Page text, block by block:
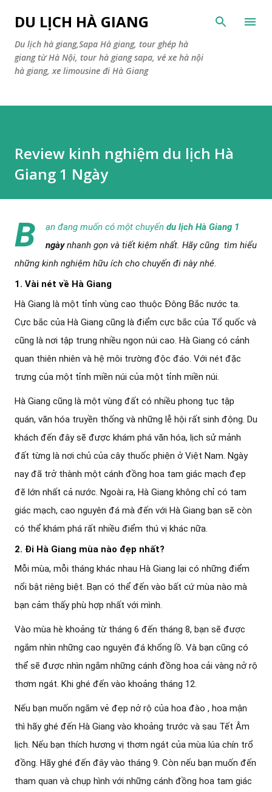
Skip to main
DU LỊCH HÀ GIANG
Du lịch hà giang,Sapa Hà giang, tour ghép hà
giang từ Hà Nội, tour hà giang sapa, vé xe hà nội
hà giang, xe limousine đi Hà Giang
Review kinh nghiệm du lịch Hà
Giang 1 Ngày
B ạn đang muốn có một chuyến du lịch Hà Giang 1
ngàynhanh gọn và tiết kiệm nhất. Hãy cũng tìm hiểu
những kinh nghiệm hữu ích cho chuyến đi này nhé.
1. Vài nét về Hà Giang
Hà Giang là một tỉnh vùng cao thuộc Đông Bắc nước ta.
Cực bắc của Hà Giang cũng là điểm cực bắc của Tổ quốc và
cũng là nơi tập trung nhiều ngọn núi cao. Hà Giang có cảnh
quan thiên nhiên và hệ môi trường độc đáo. Với nét đặc
trưng của một tỉnh miền núi của một tỉnh miền núi.
Hà Giang cũng là một vùng đất có nhiều phong tục tập
quán, văn hóa truyền thống và những lễ hội rất sinh động. Du
khách đến đây sẽ được khám phá văn hóa, lịch sử mảnh
đất từng là nơi chủ của cây thuốc phiện ở Việt Nam. Ngày
nay đã trở thành một cánh đồng hoa tam giác mạch đẹp
đẽ lớn nhất cả nước. Ngoài ra, Hà Giang không chỉ có tam
giác mạch, cao nguyên đá mà đến với Hà Giang bạn sẽ còn
có thể khám phá rất nhiều điểm thú vị khác nữa.
2. Đi Hà Giang mùa nào đẹp nhất?
Mỗi mùa, mỗi tháng khác nhau Hà Giang lại có những điểm
nổi bật riêng biệt. Bạn có thể đến vào bất cứ mùa nào mà
bạn cảm thấy phù hợp nhất với mình.
Vào mùa hè khoảng từ tháng 6 đến tháng 8, bạn sẽ được
ngắm nhìn những cao nguyên đá khổng lồ. Và bạn cũng có
thể sẽ được nhìn ngắm những cánh đồng hoa cải vàng nở rộ
thơm ngát. Khi ghé đến vào khoảng tháng 12.
Nếu bạn muốn ngắm vẻ đẹp nở rộ của hoa đào , hoa mận
thì hãy ghé đến Hà Giang vào khoảng trước và sau Tết Âm
lịch. Nếu bạn thích hương vị thơm ngát của mùa lúa chín trổ
đồng. Hãy ghé đến đây vào tháng 9. Còn nếu bạn muốn đến
tham quan và chụp hình với những cánh đồng hoa tam giác